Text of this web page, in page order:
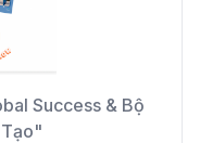
Success & Bộ